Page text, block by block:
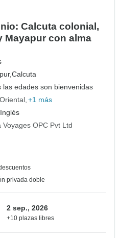
Calcuta colonial,
Mayapur con alma
Calcuta
las edades son bienvenidas
+1 más
Voyages OPC Pvt Ltd
privada doble
2 sep., 2026
+10 plazas libres